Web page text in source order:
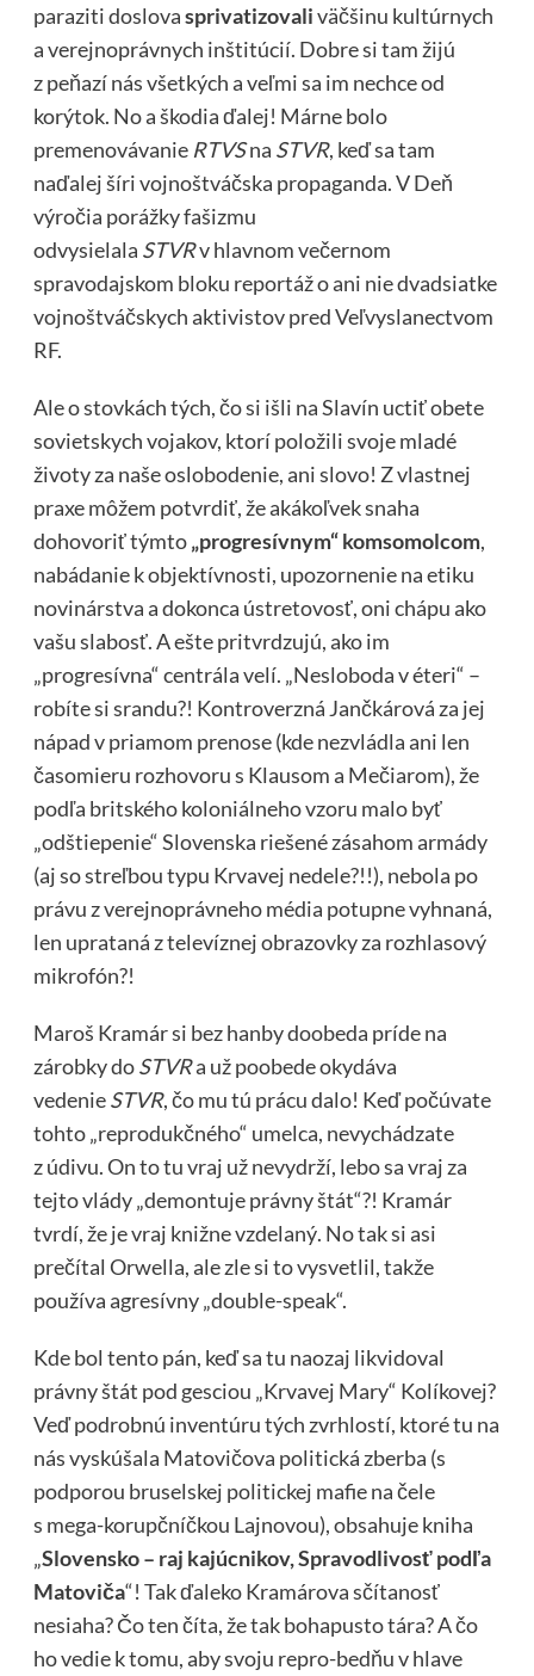
paraziti doslovasprivatizovaliväčšinu kultúrnych
a verejnoprávnych inštitúcií. Dobre si tam žijú
z peňazí nás všetkých a veľmi sa im nechce od
korýtok. No a škodia ďalej! Márne bolo
premenovávanie RTVSna STVR, keď sa tam
naďalej šíri vojnoštváčska propaganda. V Deň
výročia porážky fašizmu
odvysielala STVRv hlavnom večernom
spravodajskom bloku reportáž o ani nie dvadsiatke
vojnoštváčskych aktivistov pred Veľvyslanectvom
RF.
Ale o stovkách tých, čo si išli na Slavín uctiť obete
sovietskych vojakov, ktorí položili svoje mladé
životy za naše oslobodenie, ani slovo! Z vlastnej
praxe môžem potvrdiť, že akákoľvek snaha
dohovoriť týmto„progresívnym“ komsomolcom,
nabádanie k objektívnosti, upozornenie na etiku
novinárstva a dokonca ústretovosť, oni chápu ako
vašu slabosť. A ešte pritvrdzujú, ako im
„progresívna“ centrála velí. „Nesloboda v éteri“ –
robíte si srandu?! Kontroverzná Jančkárová za jej
nápad v priamom prenose (kde nezvládla ani len
časomieru rozhovoru s Klausom a Mečiarom), že
podľa britského koloniálneho vzoru malo byť
„odštiepenie“ Slovenska riešené zásahom armády
(aj so streľbou typu Krvavej nedele?!!), nebola po
právu z verejnoprávneho média potupne vyhnaná,
len uprataná z televíznej obrazovky za rozhlasový
mikrofón?!
Maroš Kramár si bez hanby doobeda príde na
zárobky doSTVRa už poobede okydáva
vedenieSTVR, čo mu tú prácu dalo! Keď počúvate
tohto „reprodukčného“ umelca, nevychádzate
z údivu. On to tu vraj už nevydrží, lebo sa vraj za
tejto vlády „demontuje právny štát“?! Kramár
tvrdí, že je vraj knižne vzdelaný. No tak si asi
prečítal Orwella, ale zle si to vysvetlil, takže
používa agresívny „double-speak“.
Kde bol tento pán, keď sa tu naozaj likvidoval
právny štát pod gesciou „Krvavej Mary“ Kolíkovej?
Veď podrobnú inventúru tých zvrhlostí, ktoré tu na
nás vyskúšala Matovičova politická zberba (s
podporou bruselskej politickej mafie na čele
s mega-korupčníčkou Lajnovou), obsahuje kniha
„Slovensko – raj kajúcnikov, Spravodlivosť podľa
Matoviča“! Tak ďaleko Kramárova sčítanosť
nesiaha? Čo ten číta, že tak bohapusto tára? A čo
ho vedie k tomu, aby svoju repro-bedňu v hlave